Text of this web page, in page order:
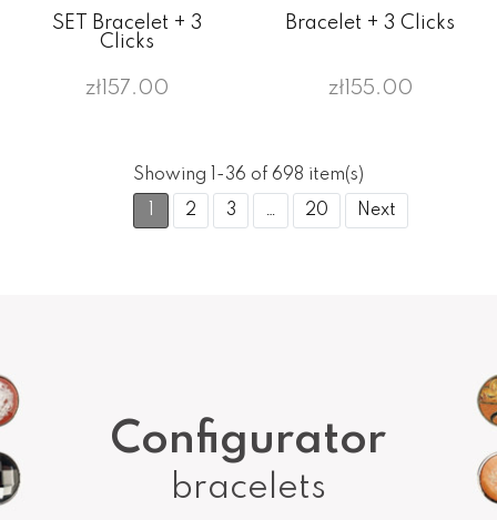
SET Bracelet + 3
Clicks
zł157.00
Bracelet + 3 Clicks
zł155.00
Showing 1-36 of 698 item(s)
1
2 3 … 20 Next
Configurator
bracelets